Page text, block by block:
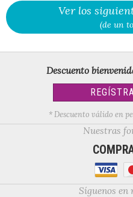
Ver los
(de un
Descuento
* Descuento válido en
Nuestras
Síguenos en